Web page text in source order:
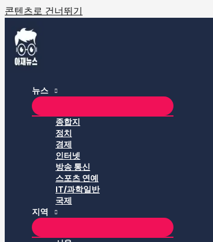
콘텐츠로 건너뛰기
뉴스
종합지
정치
경제
인터넷
방송 통신
스포츠 연예
IT/과학일반
국제
지역